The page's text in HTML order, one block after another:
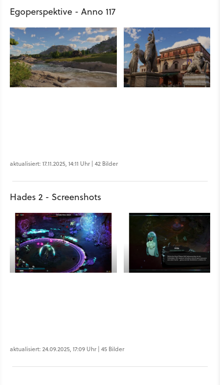
Egoperspektive - Anno 117
aktualisiert: 17.11.2025, 14:11 Uhr | 42 Bilder
Hades 2 - Screenshots
aktualisiert: 24.09.2025, 17:09 Uhr | 45 Bilder